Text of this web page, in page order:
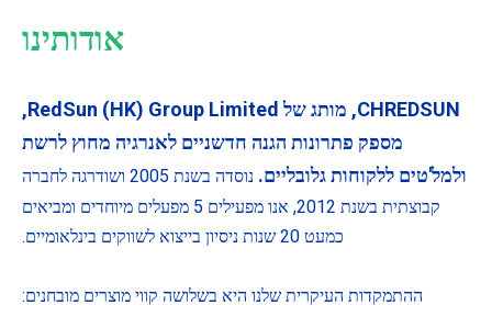
אודותינו
CHREDSUN, מותג של RedSun (HK) Group Limited,
מספק פתרונות הגנה חדשניים לאנרגיה מחוץ לרשת
ולמל'טים ללקוחות גלובליים.
נוסדה בשנת 2005 ושודרגה לחברה
קבוצתית בשנת 2012, אנו מפעילים 5 מפעלים מיוחדים ומביאים
כמעט 20 שנות ניסיון בייצוא לשווקים בינלאומיים.
ההתמקדות העיקרית שלנו היא בשלושה קווי מוצרים מובחנים: